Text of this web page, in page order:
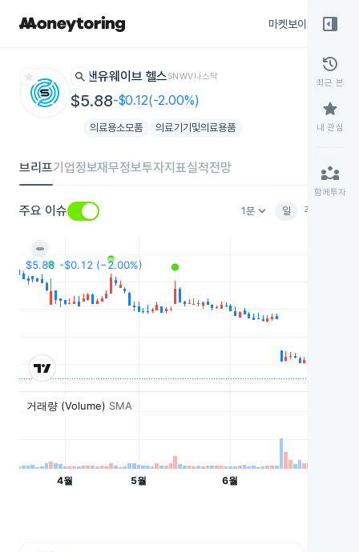
마켓보이스
star search 샌유웨이브 헬스SNWV나스닥
$5.88-$0.12(-2.00%)
의료용소모품 의료기기및의료용품
브리프기업정보재무정보투자지표실적전망
주요 이슈 1분keyboard_arrow_down 일 주
right_panel_open
history
최근 본
star
내 관심
partner_exchange
함께투자